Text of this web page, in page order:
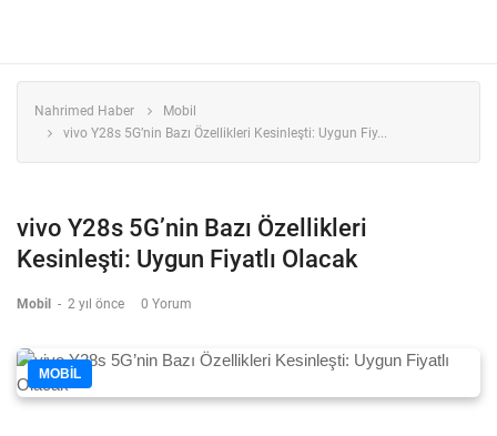
Nahrimed Haber
Mobil
vivo Y28s 5G’nin Bazı Özellikleri Kesinleşti: Uygun Fiy...
vivo Y28s 5G’nin Bazı Özellikleri
Kesinleşti: Uygun Fiyatlı Olacak
Mobil - 2 yıl önce 0 Yorum
MOBIL